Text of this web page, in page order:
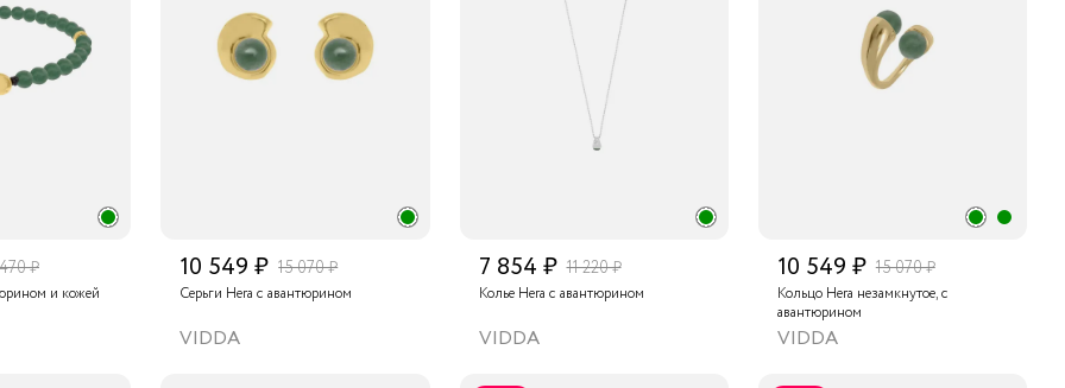
₽
и кожей
10 549 ₽ 15 070 ₽
Серьги Hera с авантюрином
VIDDA
7 854 ₽ 11 220 ₽
Колье Hera с авантюрином
VIDDA
10 549 ₽ 15 070 ₽
Кольцо Hera незамкнутое, с
авантюрином
VIDDA